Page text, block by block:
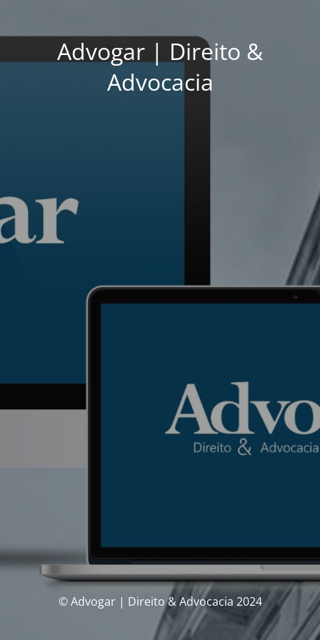
Advogar | Direito &
Advocacia
© Advogar | Direito & Advocacia 2024